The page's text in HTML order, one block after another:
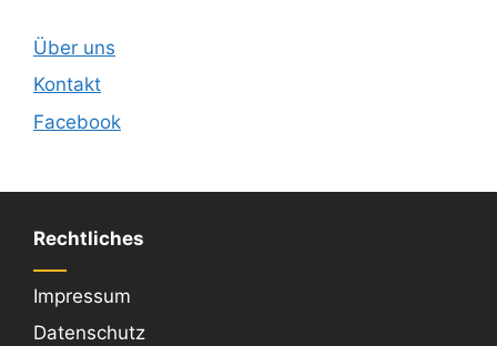
Über uns
Kontakt
Facebook
Rechtliches
Impressum
Datenschutz